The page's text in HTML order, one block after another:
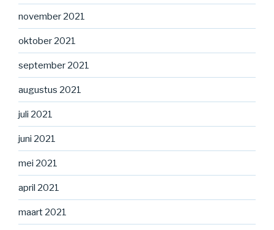
november 2021
oktober 2021
september 2021
augustus 2021
juli 2021
juni 2021
mei 2021
april 2021
maart 2021